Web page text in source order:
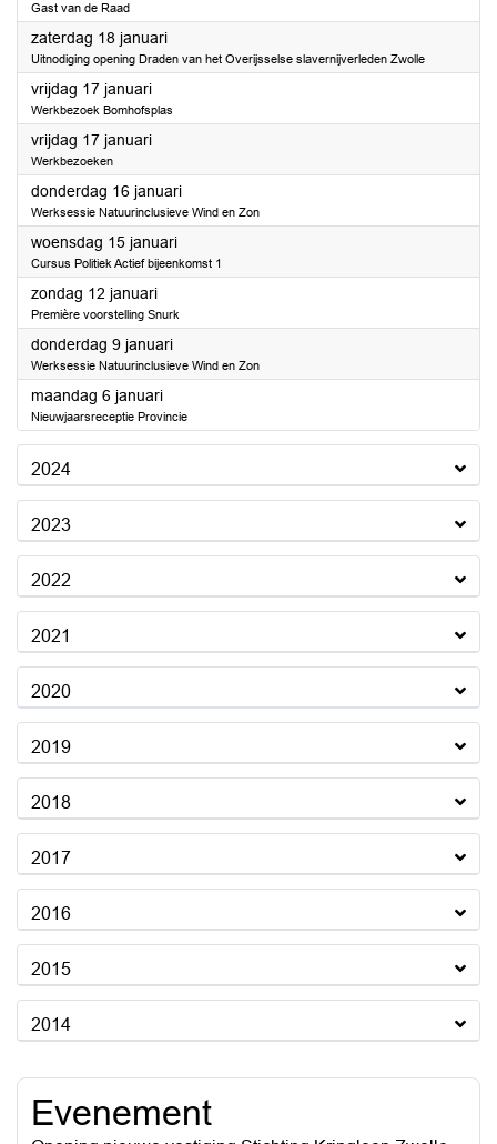
Gast van de Raad
zaterdag 18 januari2025
Uitnodiging opening Draden van het Overijsselse slavernijverleden Zwolle
vrijdag 17 januari2025
Werkbezoek Bomhofsplas
vrijdag 17 januari2025
Werkbezoeken
donderdag 16 januari2025
Werksessie Natuurinclusieve Wind en Zon
woensdag 15 januari2025
Cursus Politiek Actief bijeenkomst 1
zondag 12 januari2025
Première voorstelling Snurk
donderdag 9 januari2025
Werksessie Natuurinclusieve Wind en Zon
maandag 6 januari2025
Nieuwjaarsreceptie Provincie
2024
2023
2022
2021
2020
2019
2018
2017
2016
2015
2014
Evenement